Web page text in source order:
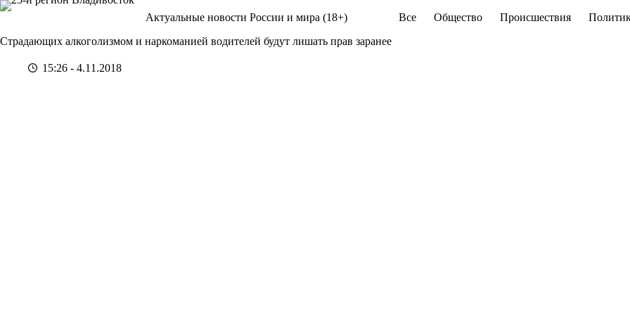
Перейти
Актуальные новости России и мира (18+) Все Общество Происшествия
Страдающих алкоголизмом и наркоманией водителей будут лишать прав заранее
15:26 - 4.11.2018